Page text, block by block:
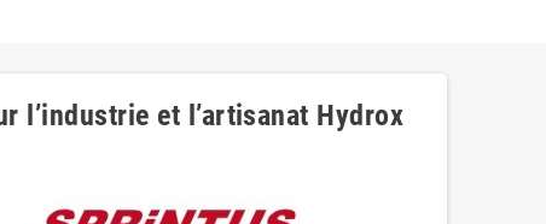
l’industrie et l’artisanat Hydrox